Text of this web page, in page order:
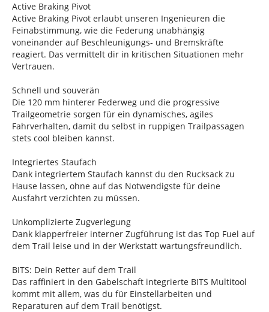
Active Braking Pivot
Active Braking Pivot erlaubt unseren Ingenieuren die
Feinabstimmung, wie die Federung unabhängig
voneinander auf Beschleunigungs- und Bremskräfte
reagiert. Das vermittelt dir in kritischen Situationen mehr
Vertrauen.
Schnell und souverän
Die 120 mm hinterer Federweg und die progressive
Trailgeometrie sorgen für ein dynamisches, agiles
Fahrverhalten, damit du selbst in ruppigen Trailpassagen
stets cool bleiben kannst.
Integriertes Staufach
Dank integriertem Staufach kannst du den Rucksack zu
Hause lassen, ohne auf das Notwendigste für deine
Ausfahrt verzichten zu müssen.
Unkomplizierte Zugverlegung
Dank klapperfreier interner Zugführung ist das Top Fuel auf
dem Trail leise und in der Werkstatt wartungsfreundlich.
BITS: Dein Retter auf dem Trail
Das raffiniert in den Gabelschaft integrierte BITS Multitool
kommt mit allem, was du für Einstellarbeiten und
Reparaturen auf dem Trail benötigst.